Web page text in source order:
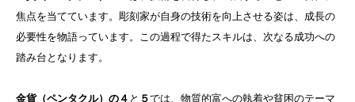
焦点を当てています。彫刻家が自身の技術を向上させる姿は、成長の
必要性を物語っています。この過程で得たスキルは、次なる成功への
踏み台となります。
金貨（ペンタクル）の４ と ５では、物質的富への執着や貧困のテーマ